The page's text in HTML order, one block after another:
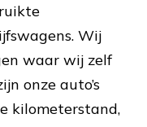
Wij
waar wij zelf
onze auto’s
kilometerstand,